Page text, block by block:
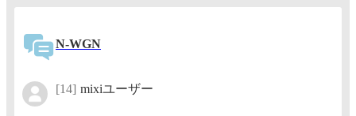
N-WGN
[14] mixiユーザー